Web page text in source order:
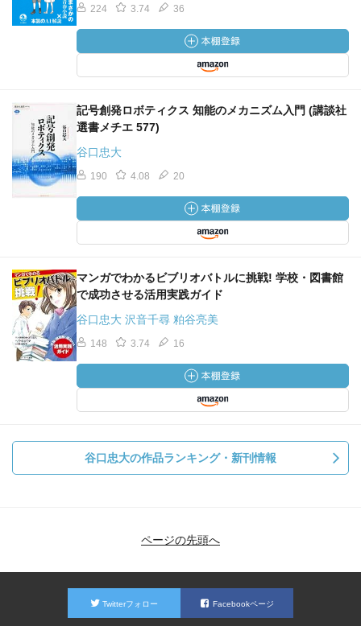
224 3.74 36
記号創発ロボティクス 知能のメカニズム入門 (講談社
選書メチエ 577)
谷口忠大
190 4.08 20
マンガでわかるビブリオバトルに挑戦! 学校・図書館
で成功させる活用実践ガイド
谷口忠大 沢音千尋 粕谷亮美
148 3.74 16
谷口忠大の作品ランキング・新刊情報
ページの先頭へ
Twitterフォロー Facebookページ